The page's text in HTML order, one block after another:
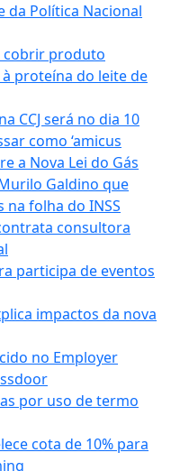
Política Nacional
cobrir produto
proteína do leite de
CCJ será no dia 10
como ‘amicus
a Nova Lei do Gás
Galdino que
folha do INSS
consultora
participa de eventos
impactos da nova
no Employer
por uso de termo
cota de 10% para